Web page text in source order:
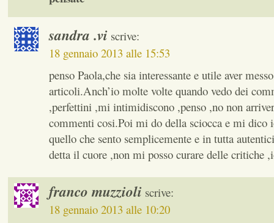
sandra .vi scrive:
18 gennaio 2013 alle 15:53
penso Paola,che sia interessante e utile aver
articoli.Anch’io molte volte quando vedo dei
,perfettini ,mi intimidiscono ,penso ,no non
commenti cosi.Poi mi do della sciocca e mi dico
quello che sento semplicemente e in tutta
detta il cuore ,non mi posso curare delle critiche
franco muzzioli scrive:
18 gennaio 2013 alle 10:20